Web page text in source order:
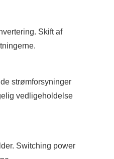
Skift af
strømforsyninger
vedligeholdelse
Switching power